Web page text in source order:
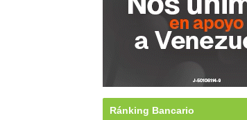
Ránking Bancario